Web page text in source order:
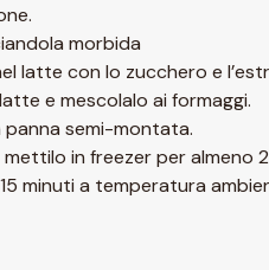
morbida
latte con lo zucchero e
e mescolalo ai formaggi.
panna semi-montata.
in freezer per almeno
minuti a temperatura